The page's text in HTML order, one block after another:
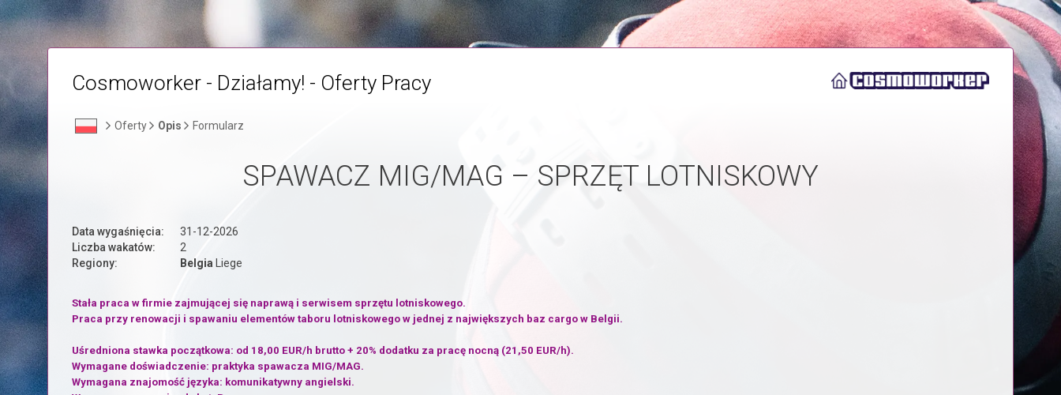
Cosmoworker - Działamy! - Oferty Pracy
Oferty Opis Formularz
SPAWACZ MIG/MAG – SPRZĘT LOTNISKOWY
Data wygaśnięcia:
31-12-2026
Liczba wakatów:
2
Regiony:
Belgia Liege
Stała praca w firmie zajmującej się naprawą i serwisem sprzętu lotniskowego.
Praca przy renowacji i spawaniu elementów taboru lotniskowego w jednej z największych baz cargo w Belgii.
Uśredniona stawka początkowa: od 18,00 EUR/h brutto + 20% dodatku za pracę nocną (21,50 EUR/h).
Wymagane doświadczenie: praktyka spawacza MIG/MAG.
Wymagana znajomość języka: komunikatywny angielski.